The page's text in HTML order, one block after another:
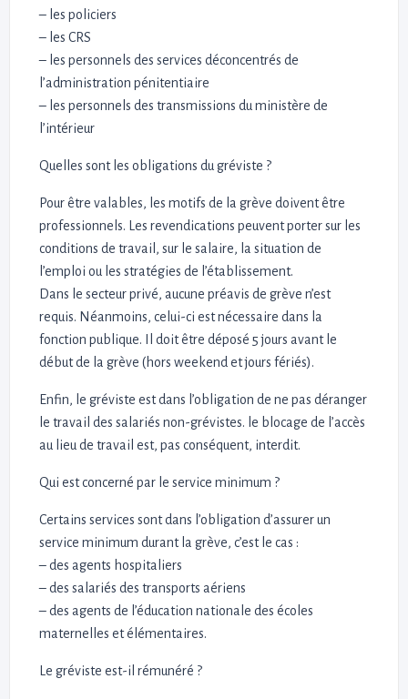
– les policiers
– les CRS
– les personnels des services déconcentrés de
l’administration pénitentiaire
– les personnels des transmissions du ministère de
l’intérieur
Quelles sont les obligations du gréviste ?
Pour être valables, les motifs de la grève doivent être
professionnels. Les revendications peuvent porter sur les
conditions de travail, sur le salaire, la situation de
l’emploi ou les stratégies de l’établissement.
Dans le secteur privé, aucune préavis de grève n’est
requis. Néanmoins, celui-ci est nécessaire dans la
fonction publique. Il doit être déposé 5 jours avant le
début de la grève (hors weekend et jours fériés).
Enfin, le gréviste est dans l’obligation de ne pas déranger
le travail des salariés non-grévistes. le blocage de l’accès
au lieu de travail est, pas conséquent, interdit.
Qui est concerné par le service minimum ?
Certains services sont dans l’obligation d’assurer un
service minimum durant la grève, c’est le cas :
– des agents hospitaliers
– des salariés des transports aériens
– des agents de l’éducation nationale des écoles
maternelles et élémentaires.
Le gréviste est-il rémunéré ?